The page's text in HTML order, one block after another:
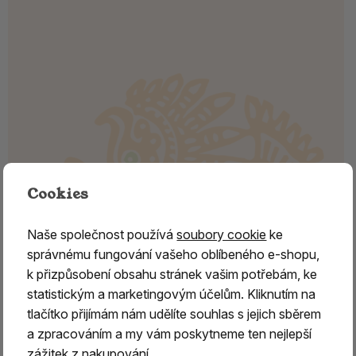
Vonné tyčinky - PURE INCENSE
Absolute, Lavender
Cookies
Naše společnost používásoubory cookie ke
správnému fungování vašeho oblíbeného e-shopu,
k přizpůsobení obsahu stránek vašim potřebám, ke
statistickým a marketingovým účelům. Kliknutím na
tlačítko přijímám nám udělíte souhlas s jejich sběrem
a zpracováním a my vám poskytneme ten nejlepší